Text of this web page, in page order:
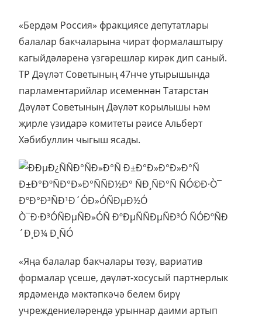
«Бердәм Россия» фракциясе депутатлары
балалар бакчаларына чират формалаштыру
кагыйдәләренә үзгәрешләр кирәк дип саный.
ТР Дәүләт Советының 47нче утырышында
парламентарийлар исеменнән Татарстан
Дәүләт Советының Дәүләт корылышы һәм
җирле үзидарә комитеты рәисе Альберт
Хәбибуллин чыгыш ясады.
«Яңа балалар бакчалары төзү, вариатив
формалар үсеше, дәүләт-хосусый партнерлык
ярдәмендә мәктәпкәчә белем бирү
учреждениеләрендә урыннар даими артып